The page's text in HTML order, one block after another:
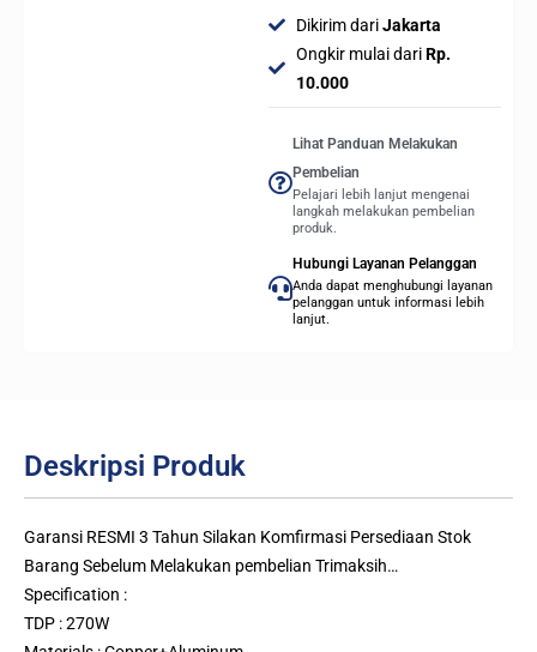
BLACK
quantity
Dikirim dariJakarta
Ongkir mulai dariRp.
10.000
Lihat Panduan Melakukan
Pembelian
Pelajari lebih lanjut mengenai
langkah melakukan pembelian
produk.
Hubungi Layanan Pelanggan
Anda dapat menghubungi layanan
pelanggan untuk informasi lebih
lanjut.
Deskripsi Produk
Garansi RESMI 3 Tahun Silakan Komfirmasi Persediaan Stok
Barang Sebelum Melakukan pembelian Trimaksih…
Specification :
TDP : 270W